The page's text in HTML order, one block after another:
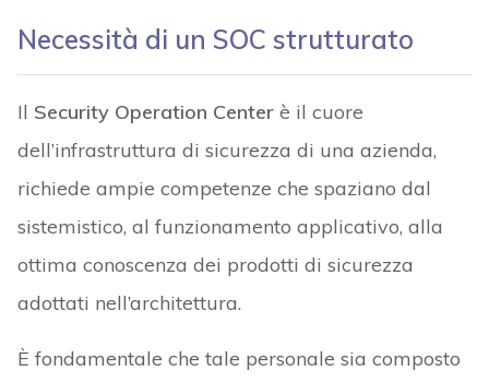
Necessità di un SOC strutturato
Il Security Operation Centerè il cuore
dell’infrastruttura di sicurezza di una azienda,
richiede ampie competenze che spaziano dal
sistemistico, al funzionamento applicativo, alla
ottima conoscenza dei prodotti di sicurezza
adottati nell’architettura.
È fondamentale che tale personale sia composto